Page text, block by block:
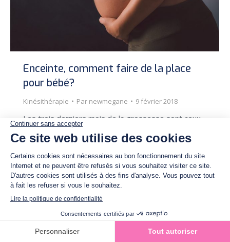
Enceinte, comment faire de la place
pour bébé?
Kinésithérapie Par newmegane 9 février 2018
Les trois derniers mois de la grossesse sont ceux
où votre corps va subir les modifications physiques
les plus impressionnantes ! Bébé prend de plus en
plus de place.